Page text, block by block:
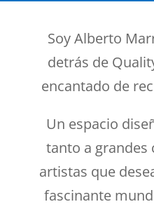
Soy Alberto
detrás de
encantado de
Un espacio
tanto a grandes
artistas que
fascinante